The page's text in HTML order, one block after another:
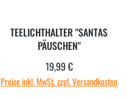
TEELICHTHALTER "SANTAS
PÄUSCHEN"
Regulärer Preis:
19,99 €
Preise inkl. MwSt. zzgl. Versandkosten